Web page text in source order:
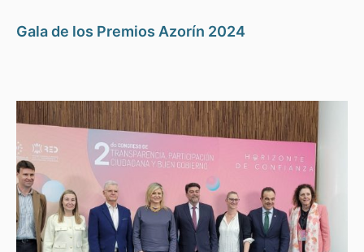
Gala de los Premios Azorín 2024